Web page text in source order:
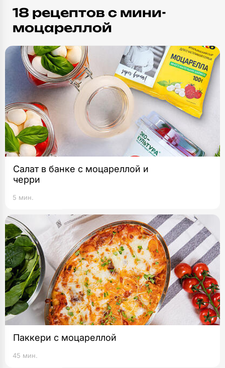
18 рецептов c мини-
моцареллой
Салат в банке с моцареллой и
черри
5 мин.
Паккери с моцареллой
45 мин.